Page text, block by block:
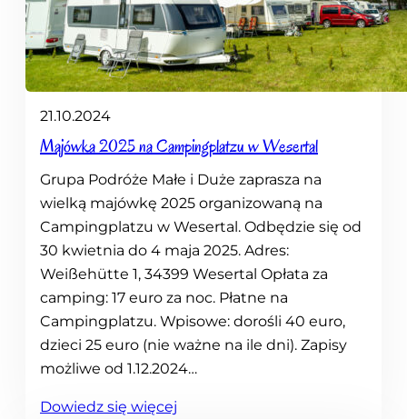
21.10.2024
Majówka 2025 na Campingplatzu w Wesertal
Grupa Podróże Małe i Duże zaprasza na
wielką majówkę 2025 organizowaną na
Campingplatzu w Wesertal. Odbędzie się od
30 kwietnia do 4 maja 2025. Adres:
Weißehütte 1, 34399 Wesertal Opłata za
camping: 17 euro za noc. Płatne na
Campingplatzu. Wpisowe: dorośli 40 euro,
dzieci 25 euro (nie ważne na ile dni). Zapisy
możliwe od 1.12.2024…
Dowiedz się więcej